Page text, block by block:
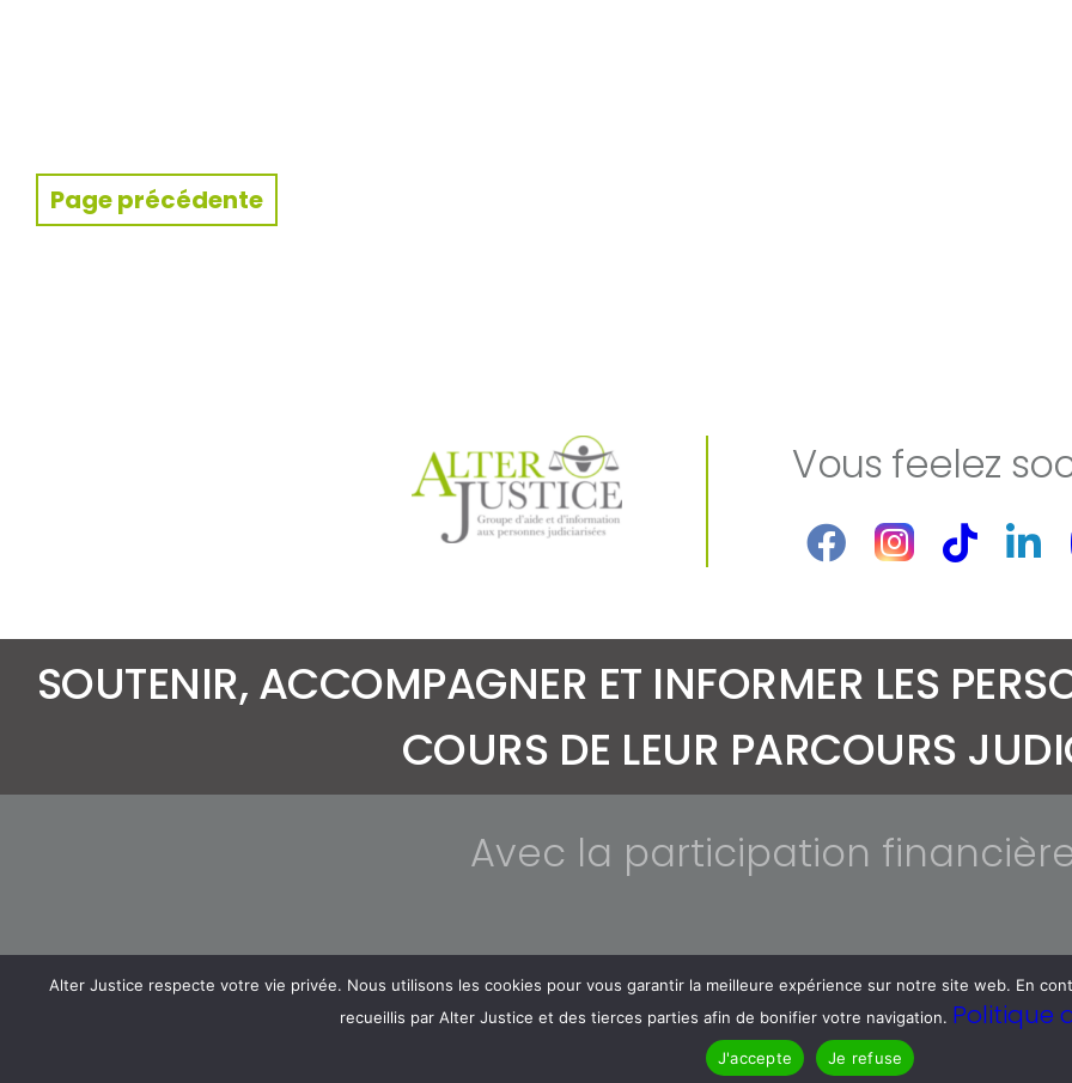
Page précédente
Vous feelez
SOUTENIR, ACCOMPAGNER ET INFORMER LES
COURS DE LEUR PARCOURS
Avec la participation
© 2025 Alter Justice. Tous droits réservés.
Alter Justice respecte votre vie privée. Nous utilisons les cookies pour vous garantir la meilleure expérience sur notre site web. En
recueillis par Alter Justice et des tierces parties afin de bonifier votre navigation. Politique
J'accepte Je refuse